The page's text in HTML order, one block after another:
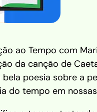
ao Tempo com
da canção de
bela poesia sobre a
do tempo em